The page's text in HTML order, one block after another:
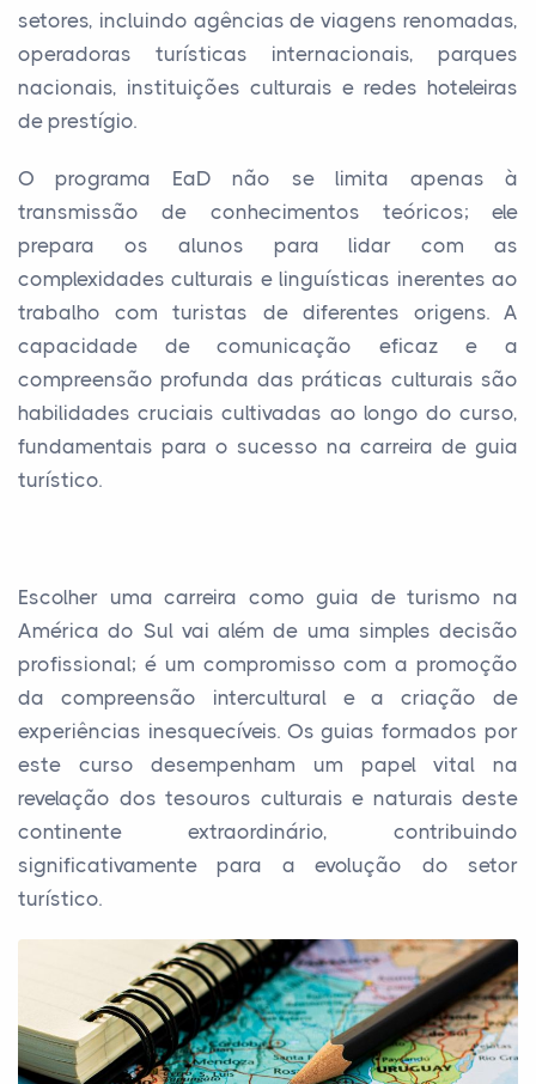
setores, incluindo agências de viagens renomadas,
operadoras turísticas internacionais, parques
nacionais, instituições culturais e redes hoteleiras
de prestígio.
O programa EaD não se limita apenas à
transmissão de conhecimentos teóricos; ele
prepara os alunos para lidar com as
complexidades culturais e linguísticas inerentes ao
trabalho com turistas de diferentes origens. A
capacidade de comunicação eficaz e a
compreensão profunda das práticas culturais são
habilidades cruciais cultivadas ao longo do curso,
fundamentais para o sucesso na carreira de guia
turístico.
Escolher uma carreira como guia de turismo na
América do Sul vai além de uma simples decisão
profissional; é um compromisso com a promoção
da compreensão intercultural e a criação de
experiências inesquecíveis. Os guias formados por
este curso desempenham um papel vital na
revelação dos tesouros culturais e naturais deste
continente extraordinário, contribuindo
significativamente para a evolução do setor
turístico.